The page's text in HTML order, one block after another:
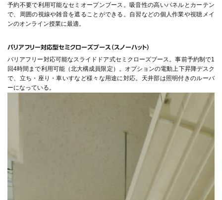
予約不要で利用可能なセミオープンブース。吸音性の高いパネルとカーテン
で、周囲の視線や雑音を遮ることができる。自習などの個人作業や視聴メイ
ンのオンライン授業に最適。
バリアフリー対応型セミクローズブース（スノーハット）
バリアフリー対応可能なスライドドア式セミクローズブース。事前予約制で1
回4時間まで利用可能（北大構成員限定）。オプションの電動上下昇降デスク
で、立ち・座り・車いすなど様々な用途に対応。天井部は照明付きのルーバ
ーになっている。